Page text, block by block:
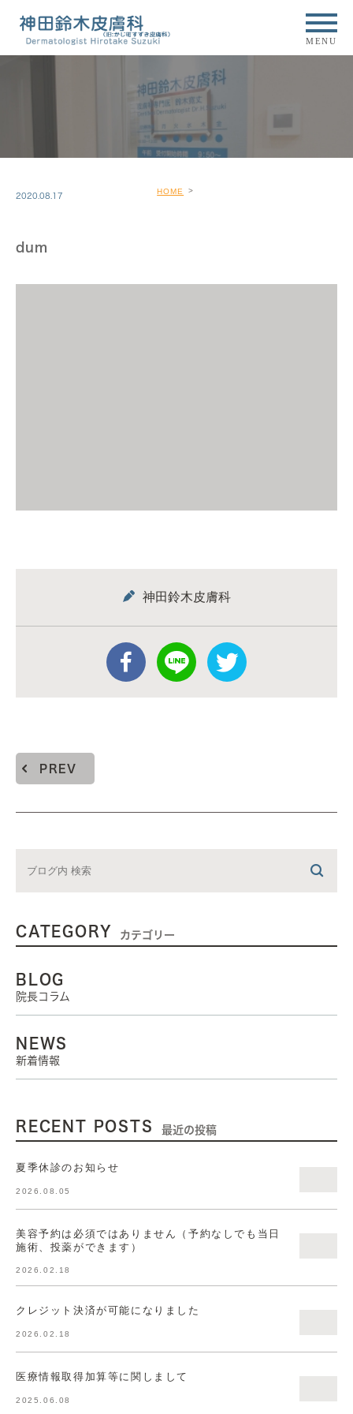
MENU
HOME
2020.08.17
dum
神田鈴木皮膚科
PREV
CATEGORY カテゴリー
BLOG
院長コラム
NEWS
新着情報
RECENT POSTS 最近の投稿
夏季休診のお知らせ
2026.08.05
美容予約は必須ではありません（予約なしでも当日
施術、投薬ができます）
2026.02.18
クレジット決済が可能になりました
2026.02.18
医療情報取得加算等に関しまして
2025.06.08